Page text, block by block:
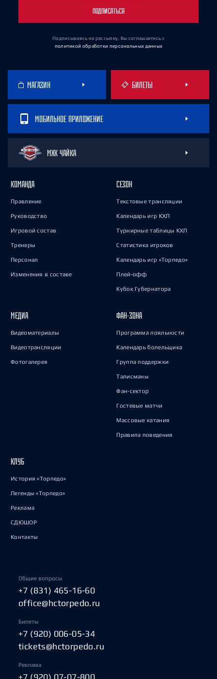
ПОДПИСАТЬСЯ
Подписываясь на рассылку, Вы соглашаетесь с
политикой обработки персональных данных
МАГАЗИН БИЛЕТЫ
МОБИЛЬНОЕ ПРИЛОЖЕНИЕ
МХК ЧАЙКА
КОМАНДА
Правление
Руководство
Игровой состав
Тренеры
Персонал
Изменения в составе
СЕЗОН
Текстовые трансляции
Календарь игр КХЛ
Турнирные таблицы КХЛ
Статистика игроков
Календарь игр «Торпедо»
Плей-офф
Кубок Губернатора
МЕДИА
Видеоматериалы
Видеотрансляции
Фотогалерея
ФАН-ЗОНА
Программа лояльности
Календарь болельщика
Группа поддержки
Талисманы
Фан-сектор
Гостевые матчи
Массовые катания
Правила поведения
КЛУБ
История «Торпедо»
Легенды «Торпедо»
Реклама
СДЮШОР
Контакты
Общие вопросы
+7 (831) 465-16-60
office@hctorpedo.ru
Билеты
+7 (920) 006-05-34
tickets@hctorpedo.ru
Реклама
+7 (920) 07-07-800